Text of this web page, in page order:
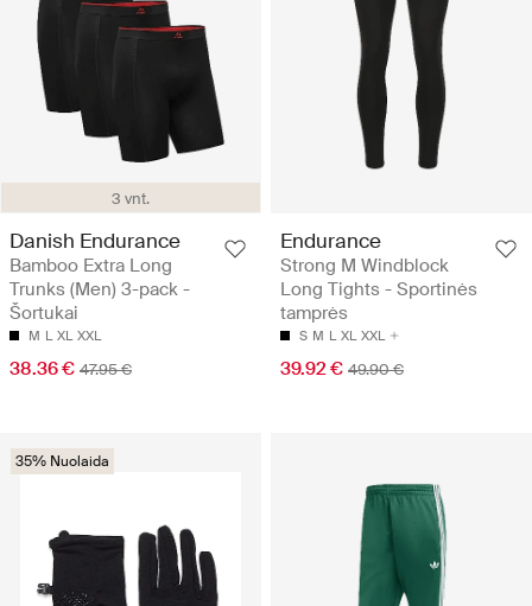
3 vnt.
Danish Endurance
Bamboo Extra Long
Trunks (Men) 3-pack -
Šortukai
M L XL XXL
38.36 € 47.95 €
Endurance
Strong M Windblock
Long Tights - Sportinės
tamprės
S M L XL XXL
39.92 € 49.90 €
35% Nuolaida